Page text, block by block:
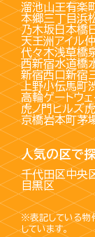
溜池山王有楽
本郷三丁目浜
乃木坂日本橋
天王洲アイル
代々木浅草橋
西新宿水道橋
新宿西口新宿
上野小伝馬町
高輪ゲートウェ
虎ノ門ヒルズ
京橋岩本町茅
人気の区で
千代田区中央
目黒区
※表記している物
しています。